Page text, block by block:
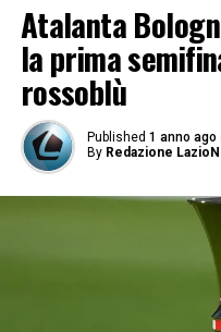
Atalanta
la prima
rossoblù
Published 1 anno ago
By Redazione